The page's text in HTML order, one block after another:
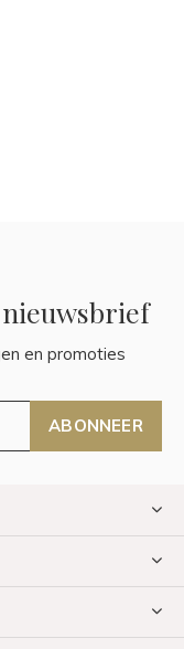
en promoties
ABONNEER